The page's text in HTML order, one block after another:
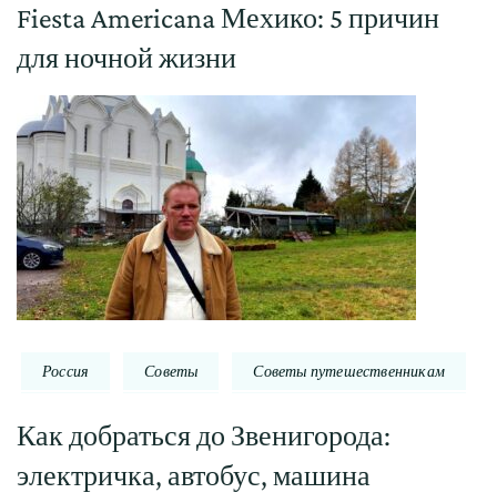
Fiesta Americana Мехико: 5 причин
для ночной жизни
Россия Советы Советы путешественникам
Как добраться до Звенигорода:
электричка, автобус, машина